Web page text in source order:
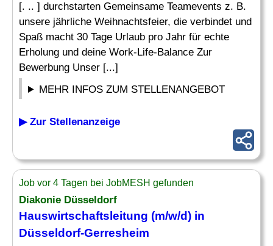
[. .. ] durchstarten Gemeinsame Teamevents z. B.
unsere jährliche Weihnachtsfeier, die verbindet und
Spaß macht 30 Tage Urlaub pro Jahr für echte
Erholung und deine Work-Life-Balance Zur
Bewerbung Unser [...]
MEHR INFOS ZUM STELLENANGEBOT
▶ Zur Stellenanzeige
Job vor 4 Tagen bei JobMESH gefunden
Diakonie Düsseldorf
Hauswirtschaftsleitung (m/w/d) in
Düsseldorf-Gerresheim